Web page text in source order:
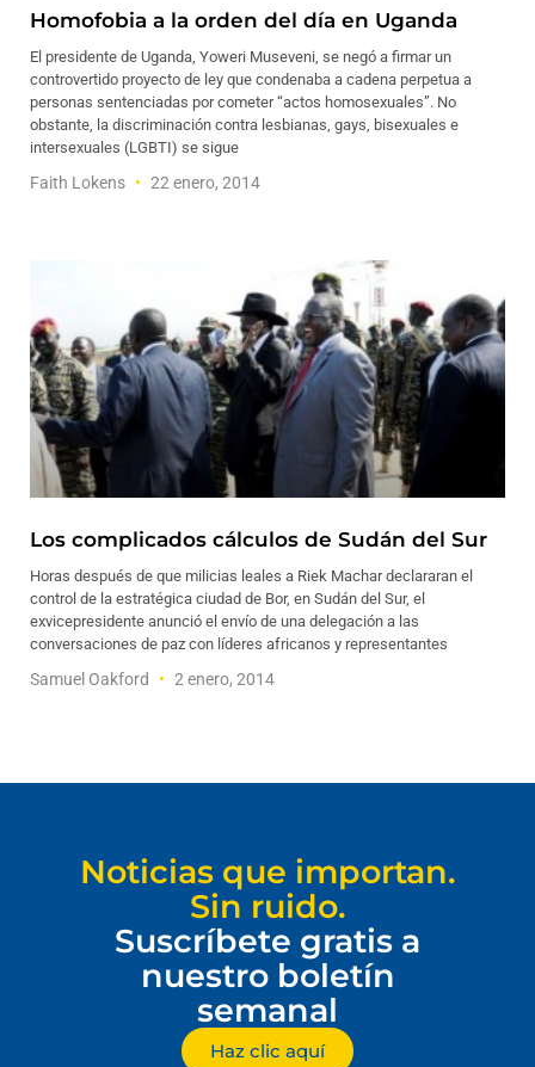
Homofobia a la orden del día en Uganda
El presidente de Uganda, Yoweri Museveni, se negó a firmar un
controvertido proyecto de ley que condenaba a cadena perpetua a
personas sentenciadas por cometer “actos homosexuales”. No
obstante, la discriminación contra lesbianas, gays, bisexuales e
intersexuales (LGBTI) se sigue
Faith Lokens 22 enero, 2014
Los complicados cálculos de Sudán del Sur
Horas después de que milicias leales a Riek Machar declararan el
control de la estratégica ciudad de Bor, en Sudán del Sur, el
exvicepresidente anunció el envío de una delegación a las
conversaciones de paz con líderes africanos y representantes
Samuel Oakford 2 enero, 2014
Noticias que importan.
Sin ruido.
Suscríbete gratis a
nuestro boletín
semanal
Haz clic aquí